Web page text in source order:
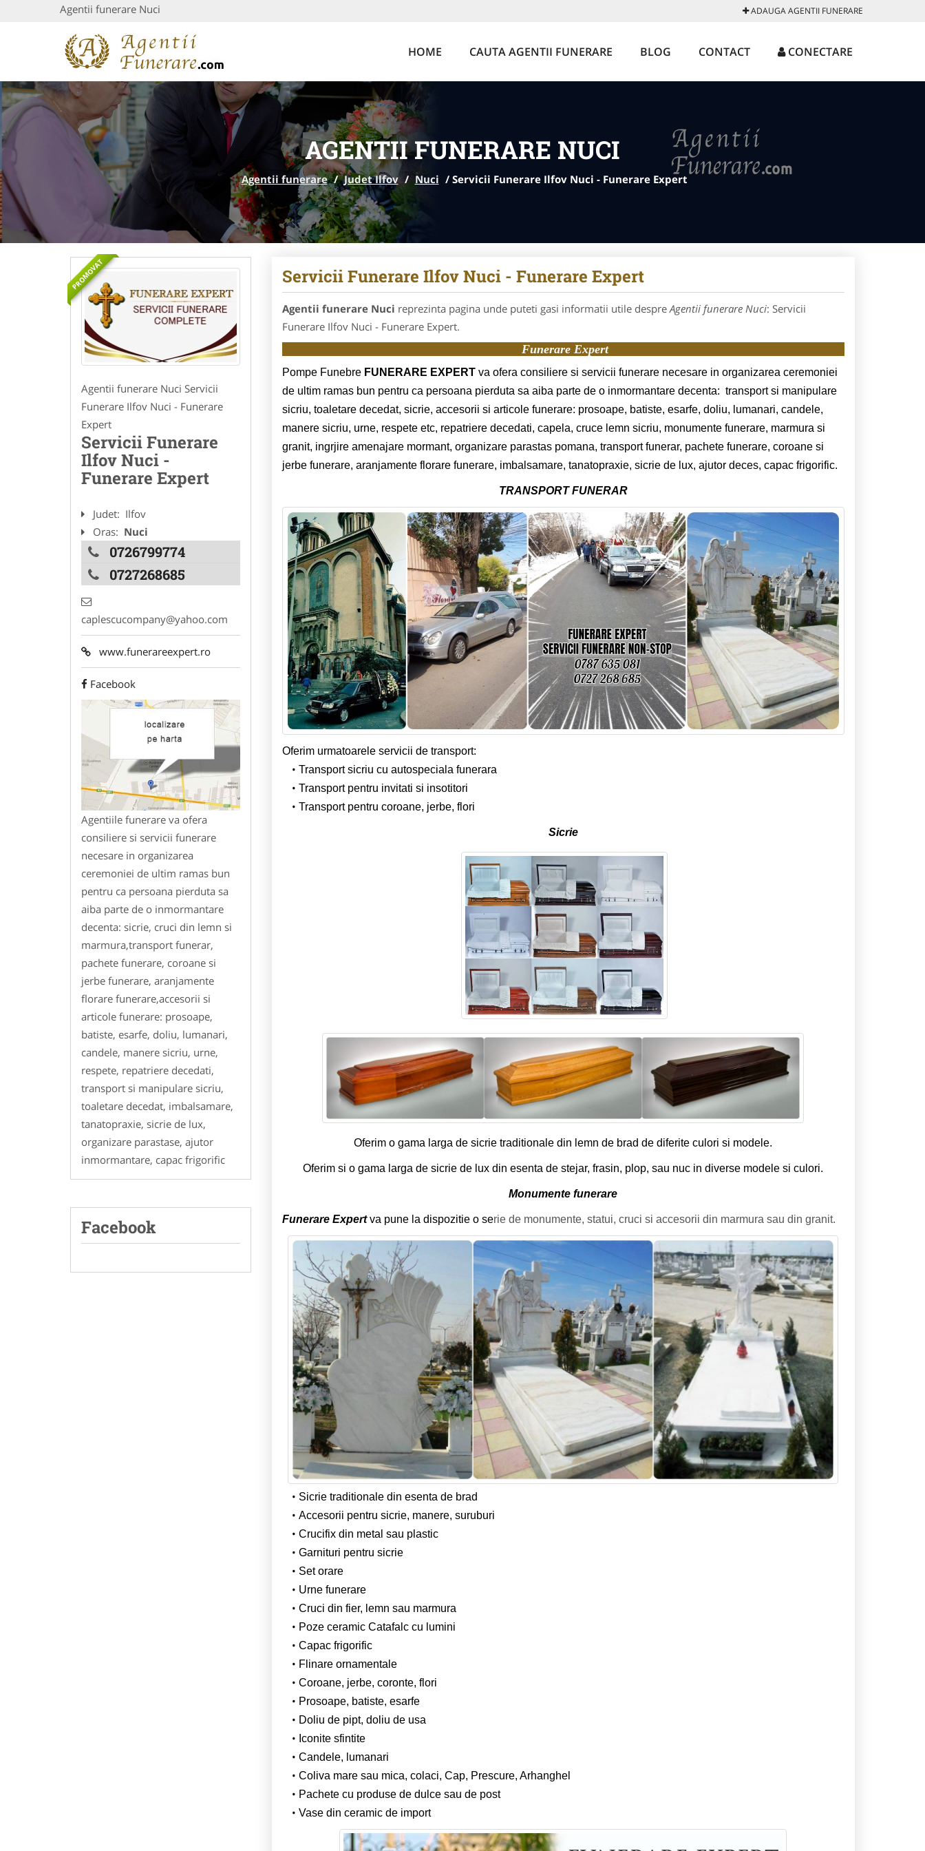
Agentii funerare Nuci ADAUGA AGENTII FUNERARE
HOME CAUTA AGENTII FUNERARE BLOG CONTACT CONECTARE
AGENTII FUNERARE NUCI
Agentii funerare / Judet Ilfov / Nuci / Servicii Funerare Ilfov Nuci - Funerare Expert
PROMOVAT
Agentii funerare Nuci Servicii
Funerare Ilfov Nuci - Funerare
Expert
Servicii Funerare
Ilfov Nuci -
Funerare Expert
Judet: Ilfov
Oras: Nuci
0726799774
0727268685
caplescucompany@yahoo.com
www.funerareexpert.ro
Facebook
Agentiile funerare va ofera
consiliere si servicii funerare
necesare in organizarea
ceremoniei de ultim ramas bun
pentru ca persoana pierduta sa
aiba parte de o inmormantare
decenta: sicrie, cruci din lemn si
marmura,transport funerar,
pachete funerare, coroane si
jerbe funerare, aranjamente
florare funerare,accesorii si
articole funerare: prosoape,
batiste, esarfe, doliu, lumanari,
candele, manere sicriu, urne,
respete, repatriere decedati,
transport si manipulare sicriu,
toaletare decedat, imbalsamare,
tanatopraxie, sicrie de lux,
organizare parastase, ajutor
inmormantare, capac frigorific
Facebook
Servicii Funerare Ilfov Nuci - Funerare Expert
Agentii funerare Nuci reprezinta pagina unde puteti gasi informatii utile despreAgentii funerare Nuci: Servicii
Funerare Ilfov Nuci - Funerare Expert.
Funerare Expert
Pompe Funebre FUNERARE EXPERTva ofera consiliere si servicii funerare necesare in organizarea ceremoniei
de ultim ramas bun pentru ca persoana pierduta sa aiba parte de o inmormantare decenta: transport si manipulare
sicriu, toaletare decedat, sicrie, accesorii si articole funerare: prosoape, batiste, esarfe, doliu, lumanari, candele,
manere sicriu, urne, respete etc, repatriere decedati, capela, cruce lemn sicriu, monumente funerare, marmura si
granit, ingrjire amenajare mormant, organizare parastas pomana, transport funerar, pachete funerare, coroane si
jerbe funerare, aranjamente florare funerare, imbalsamare, tanatopraxie, sicrie de lux, ajutor deces, capac frigorific.
TRANSPORT FUNERAR
Oferim urmatoarele servicii de transport:
Transport sicriu cu autospeciala funerara
Transport pentru invitati si insotitori
Transport pentru coroane, jerbe, flori
Sicrie
Oferim o gama larga de sicrie traditionale din lemn de brad de diferite culori si modele.
Oferim si o gama larga de sicrie de lux din esenta de stejar, frasin, plop, sau nuc in diverse modele si culori.
Monumente funerare
Funerare Expertva pune la dispozitie o serie de monumente, statui, cruci si accesorii din marmura sau din granit.
Sicrie traditionale din esenta de brad
Accesorii pentru sicrie, manere, suruburi
Crucifix din metal sau plastic
Garnituri pentru sicrie
Set orare
Urne funerare
Cruci din fier, lemn sau marmura
Poze ceramic Catafalc cu lumini
Capac frigorific
Flinare ornamentale
Coroane, jerbe, coronte, flori
Prosoape, batiste, esarfe
Doliu de pipt, doliu de usa
Iconite sfintite
Candele, lumanari
Coliva mare sau mica, colaci, Cap, Prescure, Arhanghel
Pachete cu produse de dulce sau de post
Vase din ceramic de import